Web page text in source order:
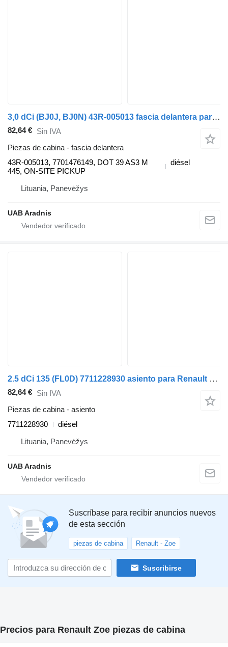
3,0 dCi (BJ0J, BJ0N) 43R-005013 fascia delantera para Renault VEL SATIS (BJ0_) coche
82,64 € Sin IVA
Piezas de cabina - fascia delantera
43R-005013, 7701476149, DOT 39 AS3 M
445, ON-SITE PICKUP
diésel
Lituania, Panevėžys
UAB Aradnis
2.5 dCi 135 (FL0D) 7711228930 asiento para Renault TRAFIC II Furgon (FL) coche
82,64 € Sin IVA
Piezas de cabina - asiento
7711228930
diésel
Lituania, Panevėžys
UAB Aradnis
Suscríbase para recibir anuncios nuevos
de esta sección
piezas de cabina Renault - Zoe
Suscribirse
Precios para Renault Zoe piezas de cabina